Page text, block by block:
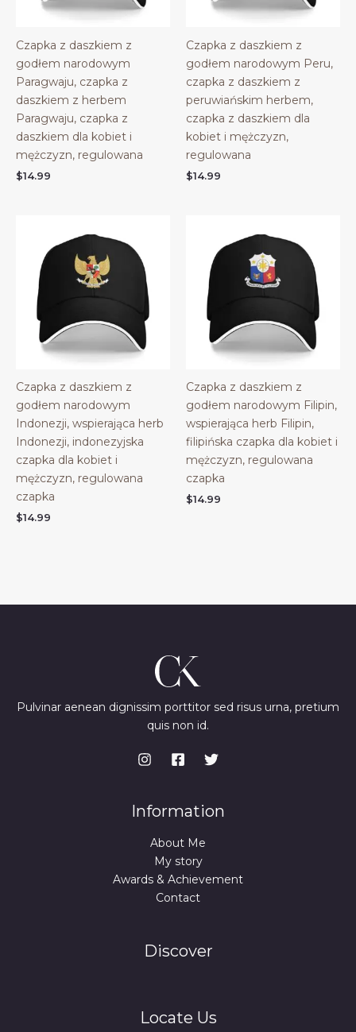
Czapka z daszkiem z
godłem narodowym
Paragwaju, czapka z
daszkiem z herbem
Paragwaju, czapka z
daszkiem dla kobiet i
mężczyzn, regulowana
$14.99
Czapka z daszkiem z
godłem narodowym Peru,
czapka z daszkiem z
peruwiańskim herbem,
czapka z daszkiem dla
kobiet i mężczyzn,
regulowana
$14.99
Czapka z daszkiem z
godłem narodowym
Indonezji, wspierająca herb
Indonezji, indonezyjska
czapka dla kobiet i
mężczyzn, regulowana
czapka
$14.99
Czapka z daszkiem z
godłem narodowym Filipin,
wspierająca herb Filipin,
filipińska czapka dla kobiet i
mężczyzn, regulowana
czapka
$14.99
Pulvinar aenean dignissim porttitor sed risus urna, pretium
quis non id.
Information
About Me
My story
Awards & Achievement
Contact
Discover
Locate Us